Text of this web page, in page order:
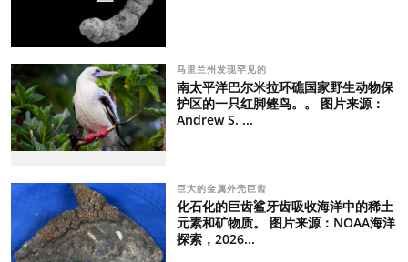
马里兰州发现罕见的
南太平洋巴尔米拉环礁国家野生动物保
护区的一只红脚鲣鸟。。 图片来源：
Andrew S. ...
巨大的金属外壳巨齿
化石化的巨齿鲨牙齿吸收海洋中的稀土
元素和矿物质。 图片来源：NOAA海洋
探索，2026...